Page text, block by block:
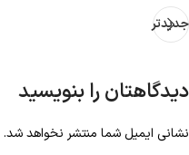
جدیدتر
دیدگاهتان را بنویسید
نشانی ایمیل شما منتشر نخواهد شد.